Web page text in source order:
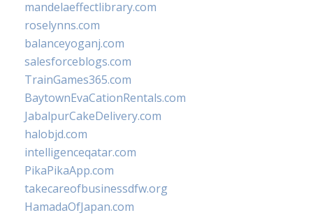
mandelaeffectlibrary.com
roselynns.com
balanceyoganj.com
salesforceblogs.com
TrainGames365.com
BaytownEvaCationRentals.com
JabalpurCakeDelivery.com
halobjd.com
intelligenceqatar.com
PikaPikaApp.com
takecareofbusinessdfw.org
HamadaOfJapan.com